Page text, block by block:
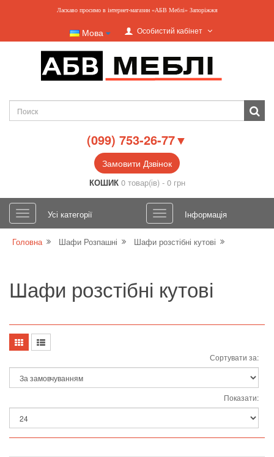
Ласкаво просимо в інтернет-магазин «АБВ Меблі» Запоріжжя
Мова Особистий кабінет
(099) 753-26-77▼
Замовити Дзвінок
КОШИК 0 товар(ів) - 0 грн
Усі категорії Інформація
Головна Шафи Розпашні Шафи розстібні кутові
Шафи розстібні кутові
Сортувати за:
Показати: